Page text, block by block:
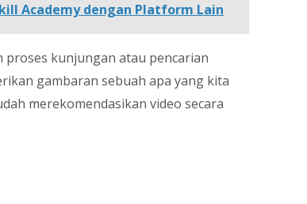
Academy dengan Platform Lain
kunjungan atau pencarian
gambaran sebuah apa yang kita
merekomendasikan video secara